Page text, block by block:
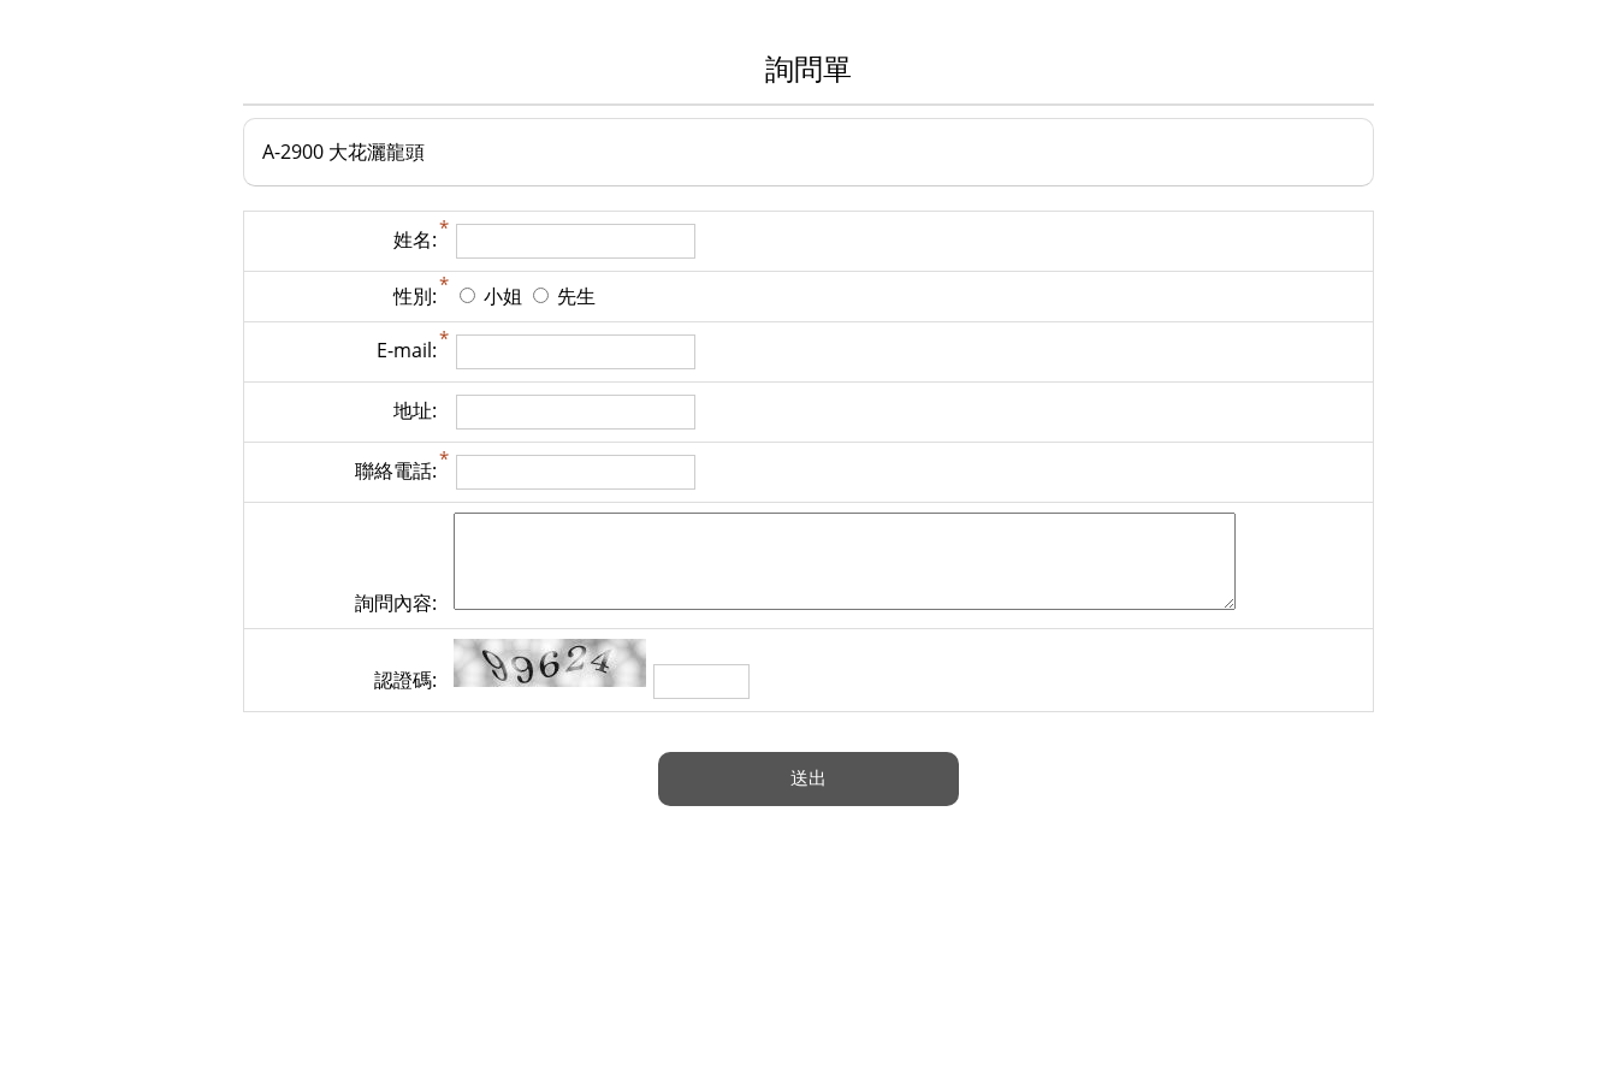
詢問單
A-2900 大花灑龍頭
姓名:
性別: 小姐 先生
E-mail:
地址:
聯絡電話:
詢問內容:
認證碼: